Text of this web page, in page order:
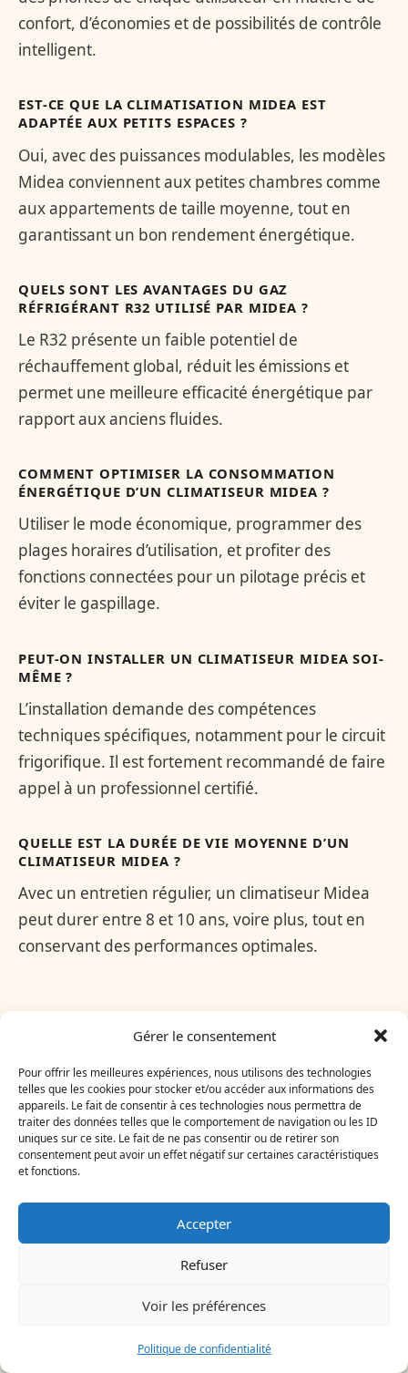
Gérer le consentement
Pour offrir les meilleures expériences, nous utilisons des technologies
telles que les cookies pour stocker et/ou accéder aux informations des
appareils. Le fait de consentir à ces technologies nous permettra de
traiter des données telles que le comportement de navigation ou les ID
uniques sur ce site. Le fait de ne pas consentir ou de retirer son
consentement peut avoir un effet négatif sur certaines caractéristiques
et fonctions.
Accepter
Refuser
Voir les préférences
Politique de confidentialité
confort, d’économies et de possibilités de contrôle
intelligent.
EST-CE QUE LA CLIMATISATION MIDEA EST
ADAPTÉE AUX PETITS ESPACES ?
Oui, avec des puissances modulables, les modèles
Midea conviennent aux petites chambres comme
aux appartements de taille moyenne, tout en
garantissant un bon rendement énergétique.
QUELS SONT LES AVANTAGES DU GAZ
RÉFRIGÉRANT R32 UTILISÉ PAR MIDEA ?
Le R32 présente un faible potentiel de
réchauffement global, réduit les émissions et
permet une meilleure efficacité énergétique par
rapport aux anciens fluides.
COMMENT OPTIMISER LA CONSOMMATION
ÉNERGÉTIQUE D’UN CLIMATISEUR MIDEA ?
Utiliser le mode économique, programmer des
plages horaires d’utilisation, et profiter des
fonctions connectées pour un pilotage précis et
éviter le gaspillage.
PEUT-ON INSTALLER UN CLIMATISEUR MIDEA SOI-
MÊME ?
L’installation demande des compétences
techniques spécifiques, notamment pour le circuit
frigorifique. Il est fortement recommandé de faire
appel à un professionnel certifié.
QUELLE EST LA DURÉE DE VIE MOYENNE D’UN
CLIMATISEUR MIDEA ?
Avec un entretien régulier, un climatiseur Midea
peut durer entre 8 et 10 ans, voire plus, tout en
conservant des performances optimales.
À lire dans la même
rubrique